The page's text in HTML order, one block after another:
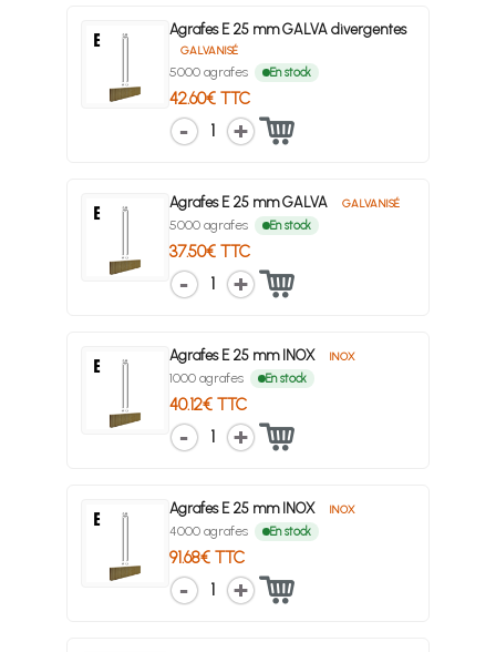
Agrafes E 25 mm GALVA divergentes
GALVANISÉ
5000 agrafes En stock
42.60€ TTC
1
Agrafes E 25 mm GALVA GALVANISÉ
5000 agrafes En stock
37.50€ TTC
1
Agrafes E 25 mm INOX INOX
1000 agrafes En stock
40.12€ TTC
1
Agrafes E 25 mm INOX INOX
4000 agrafes En stock
91.68€ TTC
1